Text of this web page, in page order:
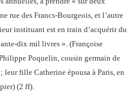
rue des Francs-Bourgeois, et l’autre
instituant est en train d’acquérir du
dix mil livres ». (Françoise
Poquelin, cousin germain de
fille Catherine épousa à Paris, en
(2 ff).